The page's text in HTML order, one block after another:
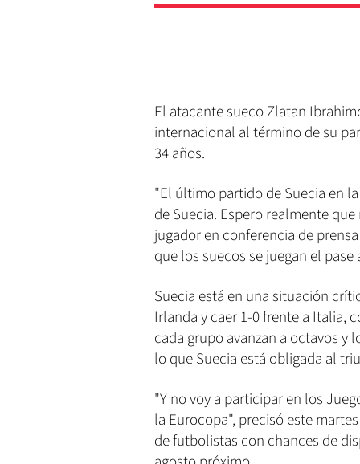
El atacante sueco Zlatan
internacional al término de su
34 años.
"El último partido de Suecia en
de Suecia. Espero realmente
jugador en conferencia de
que los suecos se juegan el
Suecia está en una situación
Irlanda y caer 1-0 frente a Italia,
cada grupo avanzan a octavos y
lo que Suecia está obligada al
"Y no voy a participar en los
la Eurocopa", precisó este
de futbolistas con chances de